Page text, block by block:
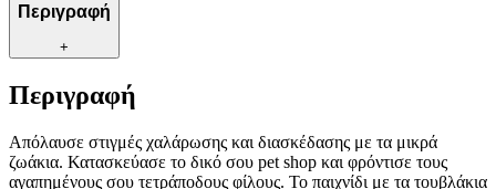
Περιγραφή
+
Περιγραφή
Aπόλαυσε στιγμές χαλάρωσης και διασκέδασης με τα μικρά
ζωάκια. Κατασκεύασε το δικό σου pet shop και φρόντισε τους
αγαπημένους σου τετράποδους φίλους. Το παιχνίδι με τα τουβλάκια